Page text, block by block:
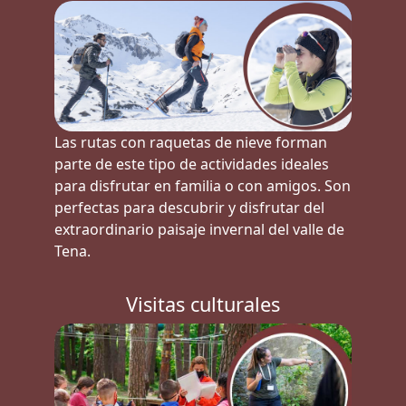
Las rutas con raquetas de nieve forman
parte de este tipo de actividades ideales
para disfrutar en familia o con amigos. Son
perfectas para descubrir y disfrutar del
extraordinario paisaje invernal del valle de
Tena.
Visitas culturales